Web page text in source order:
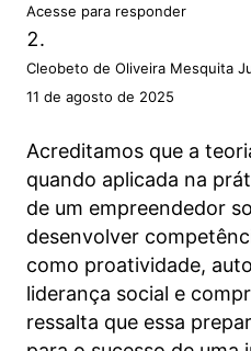
Acesse para responder
Cleobeto de Oliveira Mesquita
11 de agosto de 2025
Acreditamos que a
quando aplicada na
de um empreendedor
desenvolver
como proatividade,
liderança social e
ressalta que essa